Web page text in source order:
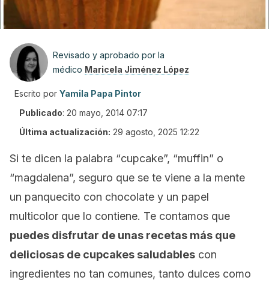
Revisado y aprobado por la
médico Maricela Jiménez López
Escrito por Yamila Papa Pintor
Publicado: 20 mayo, 2014 07:17
Última actualización: 29 agosto, 2025 12:22
Si te dicen la palabra “cupcake”, “muffin” o
“magdalena”, seguro que se te viene a la mente
un panquecito con chocolate y un papel
multicolor que lo contiene. Te contamos que
puedes disfrutar de unas recetas más que
deliciosas de cupcakes saludables con
ingredientes no tan comunes, tanto dulces como